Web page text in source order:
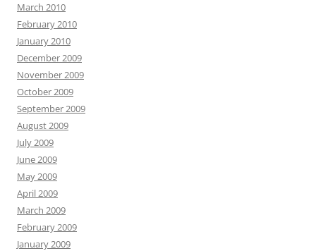
March 2010
February 2010
January 2010
December 2009
November 2009
October 2009
September 2009
August 2009
July 2009
June 2009
May 2009
April 2009
March 2009
February 2009
January 2009